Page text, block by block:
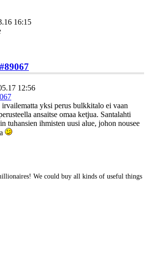
16:15
#89067
12:56
yksi perus bulkkitalo ei vaan
ansaitse omaa ketjua. Santalahti
tuhansien ihmisten uusi alue, johon nousee
We could buy all kinds of useful things